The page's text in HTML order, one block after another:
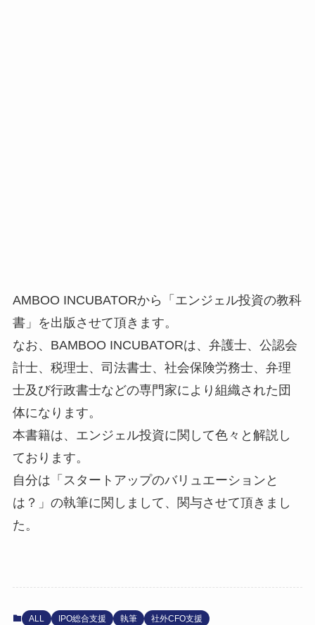
AMBOO INCUBATORから「エンジェル投資の教科
書」を出版させて頂きます。
なお、BAMBOO INCUBATORは、弁護士、公認会
計士、税理士、司法書士、社会保険労務士、弁理
士及び行政書士などの専門家により組織された団
体になります。
本書籍は、エンジェル投資に関して色々と解説し
ております。
自分は「スタートアップのバリュエーションと
は？」の執筆に関しまして、関与させて頂きまし
た。
ALL IPO総合支援 執筆 社外CFO支援